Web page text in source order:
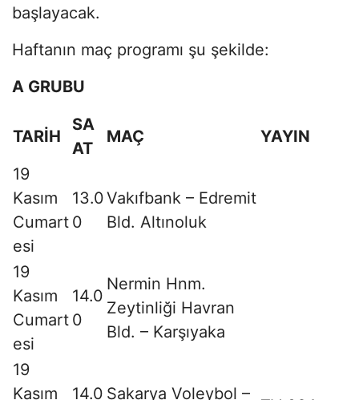
başlayacak.
Haftanın maç programı şu şekilde:
A GRUBU
TARİH
SA
AT
MAÇ
YAYIN
19
Kasım
Cumart
esi
13.0
0
Vakıfbank – Edremit
Bld. Altınoluk
19
Kasım
Cumart
esi
14.0
0
Nermin Hnm.
Zeytinliği Havran
Bld. – Karşıyaka
19
Kasım
14.0 Sakarya Voleybol –